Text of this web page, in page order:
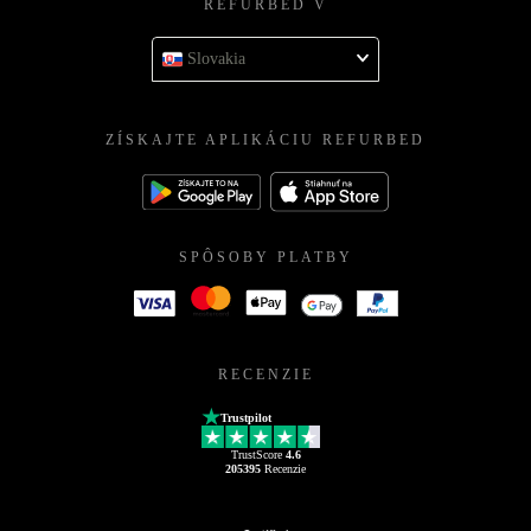
REFURBED V
Slovakia
ZÍSKAJTE APLIKÁCIU REFURBED
SPÔSOBY PLATBY
RECENZIE
Trustpilot
TrustScore 4.6
205395 Recenzie